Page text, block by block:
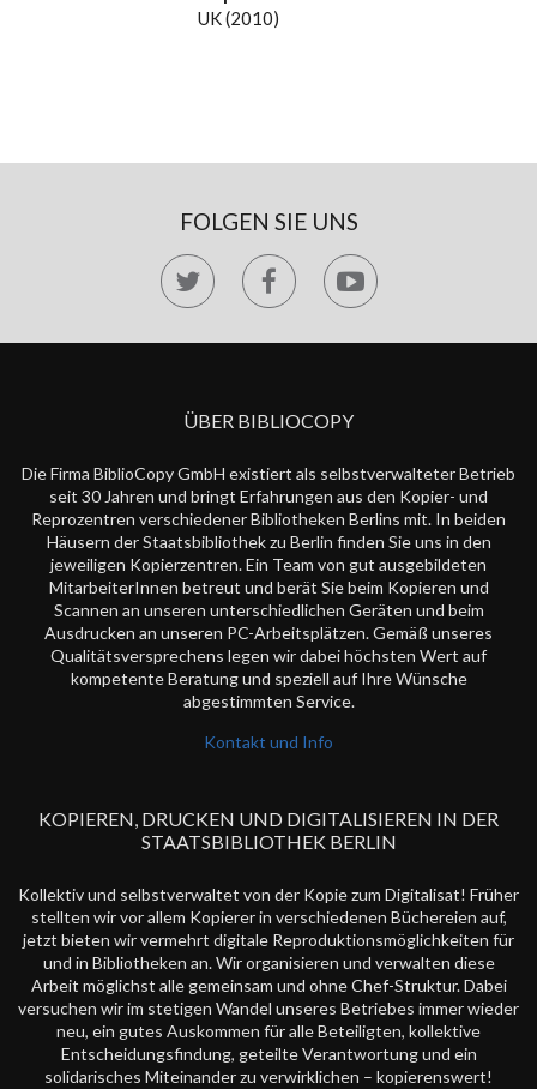
UK (2010)
FOLGEN SIE UNS
ÜBER BIBLIOCOPY
Die Firma BiblioCopy GmbH existiert als selbstverwalteter Betrieb
seit 30 Jahren und bringt Erfahrungen aus den Kopier- und
Reprozentren verschiedener Bibliotheken Berlins mit. In beiden
Häusern der Staatsbibliothek zu Berlin finden Sie uns in den
jeweiligen Kopierzentren. Ein Team von gut ausgebildeten
MitarbeiterInnen betreut und berät Sie beim Kopieren und
Scannen an unseren unterschiedlichen Geräten und beim
Ausdrucken an unseren PC-Arbeitsplätzen. Gemäß unseres
Qualitätsversprechens legen wir dabei höchsten Wert auf
kompetente Beratung und speziell auf Ihre Wünsche
abgestimmten Service.
Kontakt und Info
KOPIEREN, DRUCKEN UND DIGITALISIEREN IN DER
STAATSBIBLIOTHEK BERLIN
Kollektiv und selbstverwaltet von der Kopie zum Digitalisat! Früher
stellten wir vor allem Kopierer in verschiedenen Büchereien auf,
jetzt bieten wir vermehrt digitale Reproduktionsmöglichkeiten für
und in Bibliotheken an. Wir organisieren und verwalten diese
Arbeit möglichst alle gemeinsam und ohne Chef-Struktur. Dabei
versuchen wir im stetigen Wandel unseres Betriebes immer wieder
neu, ein gutes Auskommen für alle Beteiligten, kollektive
Entscheidungsfindung, geteilte Verantwortung und ein
solidarisches Miteinander zu verwirklichen – kopierenswert!